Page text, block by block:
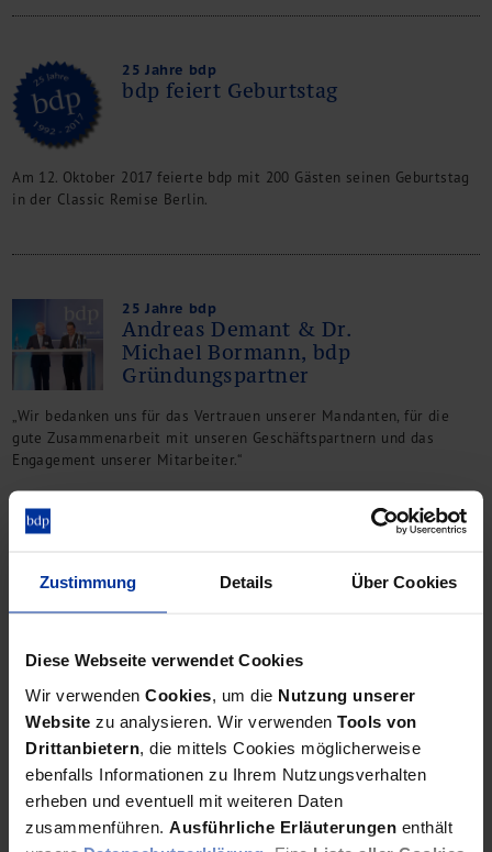
Zustimmung Details Über Cookies
Diese Webseite verwendet Cookies
Wir verwenden Cookies , um die Nutzung unserer
Website zu analysieren. Wir verwenden Tools von
Drittanbietern , die mittels Cookies möglicherweise
ebenfalls Informationen zu Ihrem Nutzungsverhalten
erheben und eventuell mit weiteren Daten
zusammenführen. Ausführliche Erläuterungen enthält
25 Jahre bdp
bdp feiert Geburtstag
Am 12. Oktober 2017 feierte bdp mit 200 Gästen seinen Geburtstag
in der Classic Remise Berlin.
25 Jahre bdp
Andreas Demant & Dr.
Michael Bormann, bdp
Gründungspartner
„Wir bedanken uns für das Vertrauen unserer Mandanten, für die
gute Zusammenarbeit mit unseren Geschäftspartnern und das
Engagement unserer Mitarbeiter.“
Karin Schopp, Vizepräsidentin
der Steuerberaterkammer
Berufsstand eine erstklassige Reputation.“
25 Jahre bdp
Hans-Jürgen Kulartz, Vorstand